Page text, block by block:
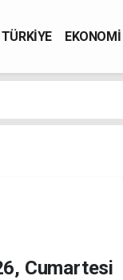
TÜRKİYE EKONOMİ
Cumartesi